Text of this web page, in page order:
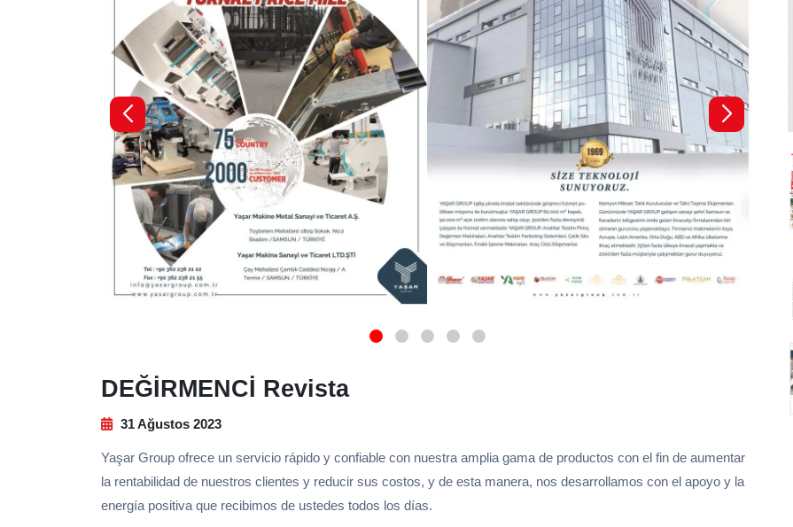
DEĞİRMENCİ Revista
31 Ağustos 2023
Yaşar Group ofrece un servicio rápido y confiable con nuestra amplia gama de productos con el fin de aumentar
la rentabilidad de nuestros clientes y reducir sus costos, y de esta manera, nos desarrollamos con el apoyo y la
energía positiva que recibimos de ustedes todos los días.